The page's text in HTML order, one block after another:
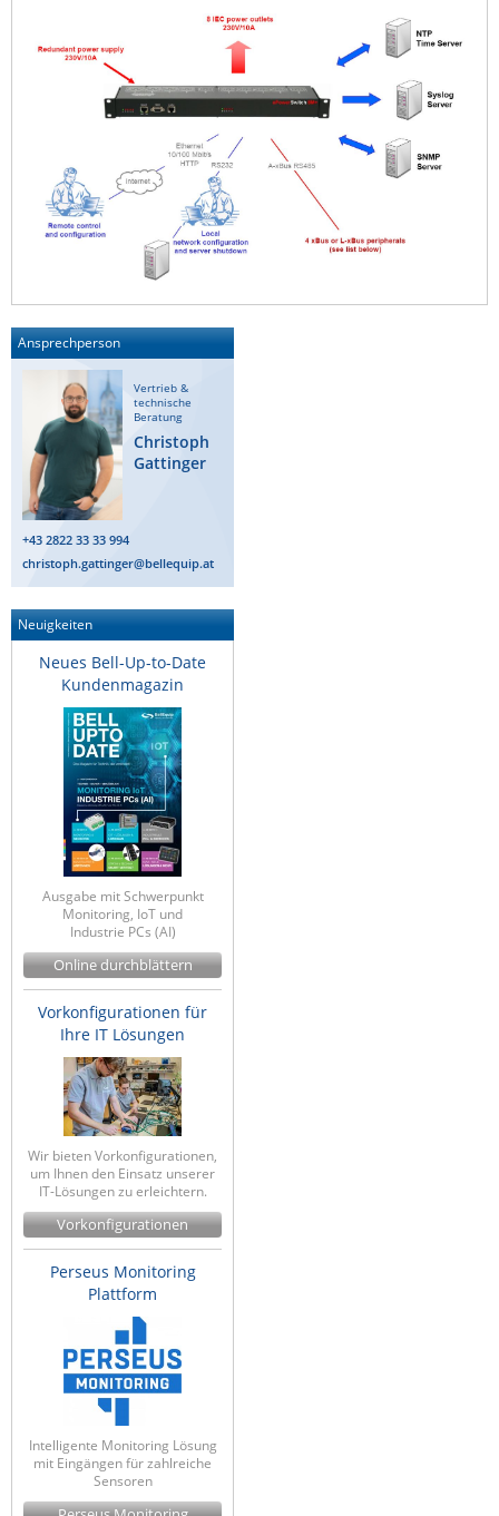
Ansprechperson
Vertrieb &
technische
Beratung
Christoph
Gattinger
+43 2822 33 33 994
christoph.gattinger@bellequip.at
Neuigkeiten
Neues Bell-Up-to-Date
Kundenmagazin
Ausgabe mit Schwerpunkt
Monitoring, IoT und
Industrie PCs (AI)
Online durchblättern
Vorkonfigurationen für
Ihre IT Lösungen
Wir bieten Vorkonfigurationen,
um Ihnen den Einsatz unserer
IT-Lösungen zu erleichtern.
Vorkonfigurationen
Perseus Monitoring
Plattform
Intelligente Monitoring Lösung
mit Eingängen für zahlreiche
Sensoren